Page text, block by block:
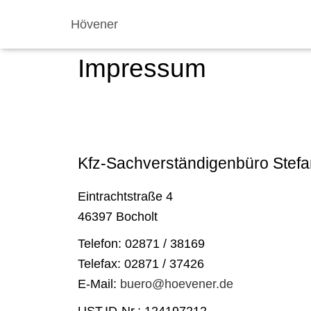
Hövener
Impressum
Kfz-Sachverständigenbüro
Eintrachtstraße 4
46397 Bocholt
Telefon: 02871 / 38169
Telefax: 02871 / 37426
E-Mail: buero@hoevener.de